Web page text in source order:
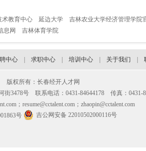
术教育中心 延边大学 吉林农业大学经济管理学院
息网 吉林体育学院
中心 求职中心 培训中心 关于我们
版权所有：长春经开人才网
街3478号 联系电话：0431-84644178 传真：0431-
；resume@cctalent.com；zhaopin@cctalent.com
号
吉公网安备 22010502000116号